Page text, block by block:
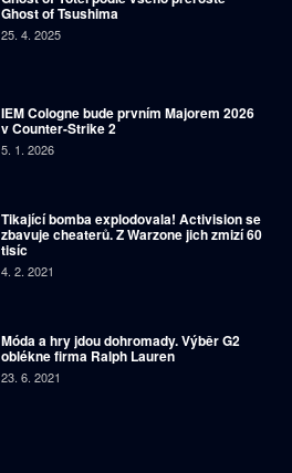
Ghost of Tsushima
25. 4. 2025
IEM Cologne bude prvním Majorem 2026
v Counter-Strike 2
5. 1. 2026
Tikající bomba explodovala! Activision se
zbavuje cheaterů. Z Warzone jich zmizí 60
tisíc
4. 2. 2021
Móda a hry jdou dohromady. Výběr G2
oblékne firma Ralph Lauren
23. 6. 2021